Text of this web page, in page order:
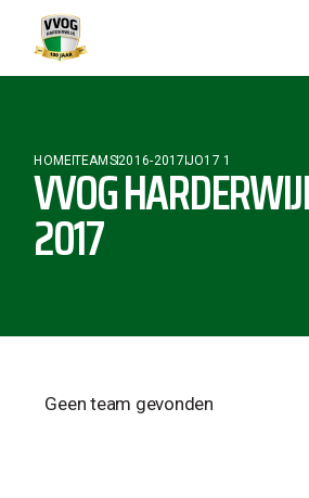
HOMETEAMS2016-2017 JO17 1
VVOG
2017
Geen team gevonden